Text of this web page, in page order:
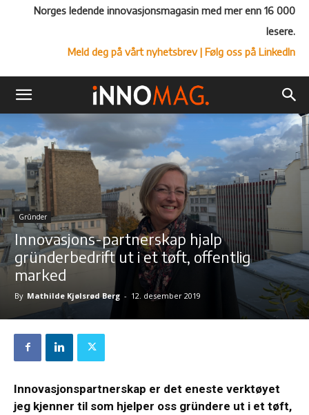
Norges ledende innovasjonsmagasin med mer enn 16 000
lesere.
Meld deg på vårt nyhetsbrev| Følg oss på LinkedIn
Grûnder
Innovasjons-partnerskap hjalp
gründerbedrift ut i et tøft, offentlig
marked
By Mathilde Kjølsrød Berg - 12. desember 2019
Innovasjonspartnerskap er det eneste verktøyet
jeg kjenner til som hjelper oss gründere ut i et tøft,